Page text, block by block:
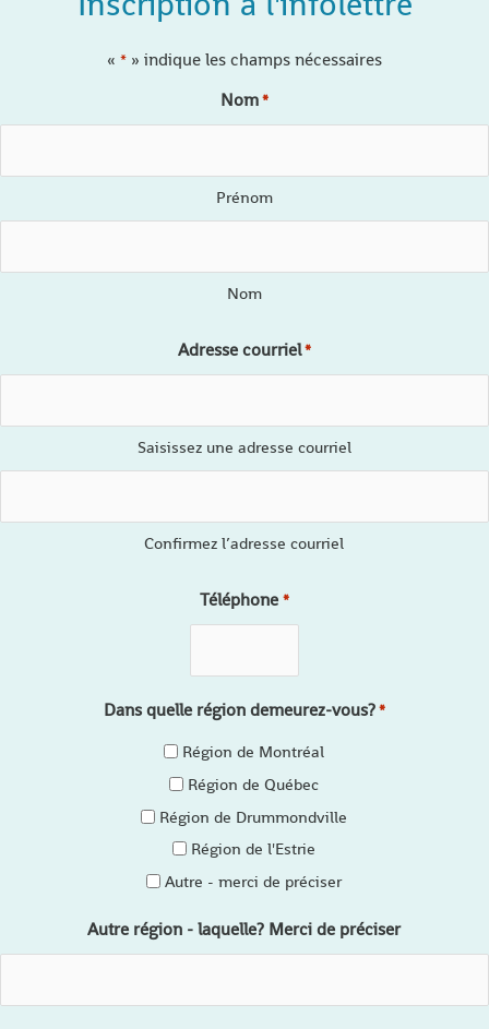
« * » indique les champs nécessaires
Nom*
Prénom
Nom
Adresse courriel*
Saisissez une adresse courriel
Confirmez l’adresse courriel
Téléphone *
Dans quelle région demeurez-vous?*
Région de Montréal
Région de Québec
Région de Drummondville
Région de l'Estrie
Autre - merci de préciser
Autre région - laquelle? Merci de préciser